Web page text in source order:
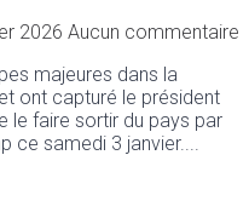
2026 Aucun commentaire
majeures dans la
ont capturé le président
le faire sortir du pays par
ce samedi 3 janvier.